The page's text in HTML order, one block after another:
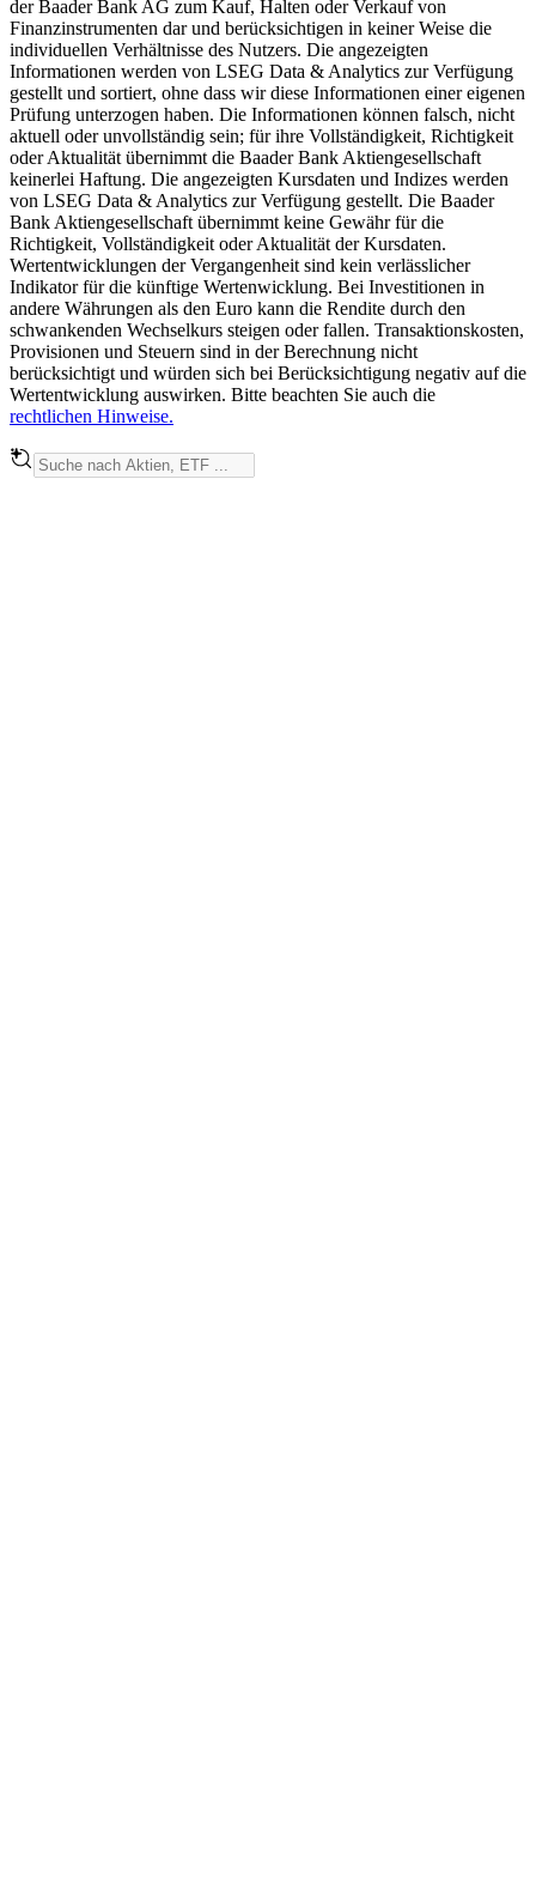
der Baader Bank AG zum Kauf, Halten oder Verkauf von
Finanzinstrumenten dar und berücksichtigen in keiner Weise die
individuellen Verhältnisse des Nutzers. Die angezeigten
Informationen werden von LSEG Data & Analytics zur Verfügung
gestellt und sortiert, ohne dass wir diese Informationen einer eigenen
Prüfung unterzogen haben. Die Informationen können falsch, nicht
aktuell oder unvollständig sein; für ihre Vollständigkeit, Richtigkeit
oder Aktualität übernimmt die Baader Bank Aktiengesellschaft
keinerlei Haftung. Die angezeigten Kursdaten und Indizes werden
von LSEG Data & Analytics zur Verfügung gestellt. Die Baader
Bank Aktiengesellschaft übernimmt keine Gewähr für die
Richtigkeit, Vollständigkeit oder Aktualität der Kursdaten.
Wertentwicklungen der Vergangenheit sind kein verlässlicher
Indikator für die künftige Wertenwicklung. Bei Investitionen in
andere Währungen als den Euro kann die Rendite durch den
schwankenden Wechselkurs steigen oder fallen. Transaktionskosten,
Provisionen und Steuern sind in der Berechnung nicht
berücksichtigt und würden sich bei Berücksichtigung negativ auf die
Wertentwicklung auswirken. Bitte beachten Sie auch die
rechtlichen Hinweise.